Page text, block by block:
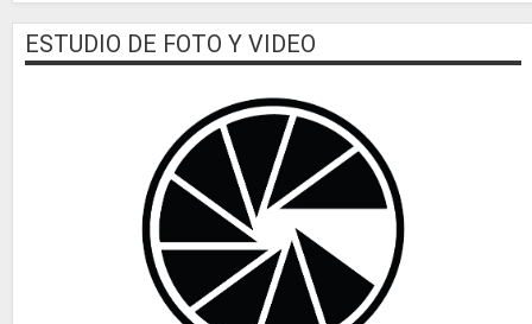
ESTUDIO DE FOTO Y VIDEO